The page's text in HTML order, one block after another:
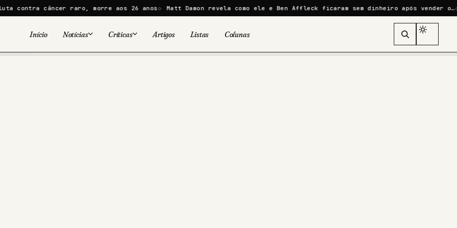
raro, morre aos 26 anos Matt Damon revela como ele e Ben Affleck ficaram sem dinheiro após vender o… Sony
Início Notícias Críticas Artigos Listas Colunas